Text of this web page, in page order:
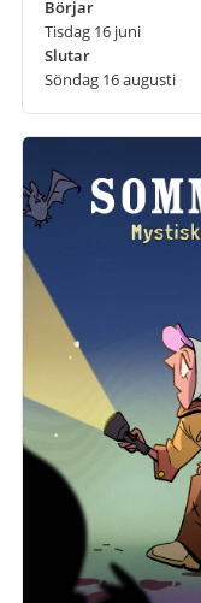
Börjar
Tisdag 16 juni
Slutar
Söndag 16 augusti